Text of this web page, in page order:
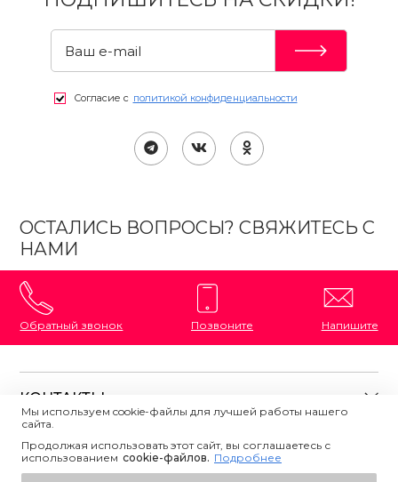
Согласие с политикой конфиденциальности
ОСТАЛИСЬ ВОПРОСЫ? СВЯЖИТЕСЬ С
НАМИ
Обратный звонок Позвоните Напишите
КОНТАКТЫ
8 (800) 333-87-72
Напишите нам
ПОЛЕЗНАЯ ИНФОРМАЦИЯ
О магазине
Мы используем cookie-файлы для лучшей работы нашего
сайта.
Продолжая использовать этот сайт, вы соглашаетесь с
использованием сookie-файлов. Подробнее